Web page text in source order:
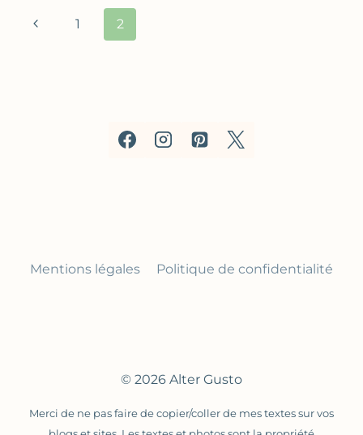
COTTA
&
PESTO
Navigation
Page
1 2
Mentions légales Politique de confidentialité
© 2026 Alter Gusto
Merci de ne pas faire de copier/coller de mes textes sur vos